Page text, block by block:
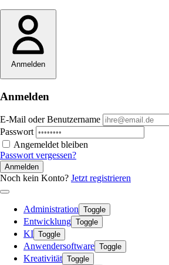
Anmelden
Anmelden
E-Mail oder Benutzername
Passwort
Angemeldet bleiben
Passwort vergessen?
Anmelden
Noch kein Konto? Jetzt registrieren
Administration Toggle
Entwicklung Toggle
KI Toggle
Anwendersoftware Toggle
Kreativität Toggle